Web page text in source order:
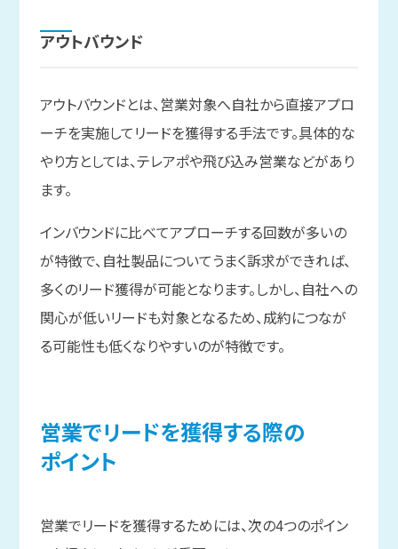
アウトバウンド
アウトバウンドとは、営業対象へ自社から直接アプロ
ーチを実施してリードを獲得する手法です。具体的な
やり方としては、テレアポや飛び込み営業などがあり
ます。
インバウンドに比べてアプローチする回数が多いの
が特徴で、自社製品についてうまく訴求ができれば、
多くのリード獲得が可能となります。しかし、自社への
関心が低いリードも対象となるため、成約につなが
る可能性も低くなりやすいのが特徴です。
営業でリードを獲得する際の
ポイント
営業でリードを獲得するためには、次の4つのポイン